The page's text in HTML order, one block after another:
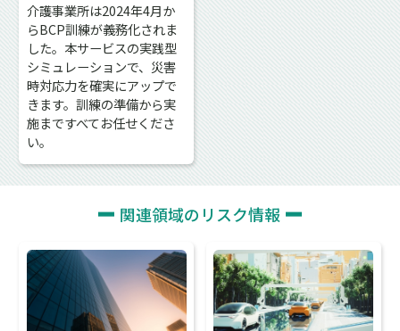
介護事業所は2024年4月か
らBCP訓練が義務化されま
した。本サービスの実践型
シミュレーションで、災害
時対応力を確実にアップで
きます。訓練の準備から実
施まですべてお任せくださ
い。
関連領域のリスク情報